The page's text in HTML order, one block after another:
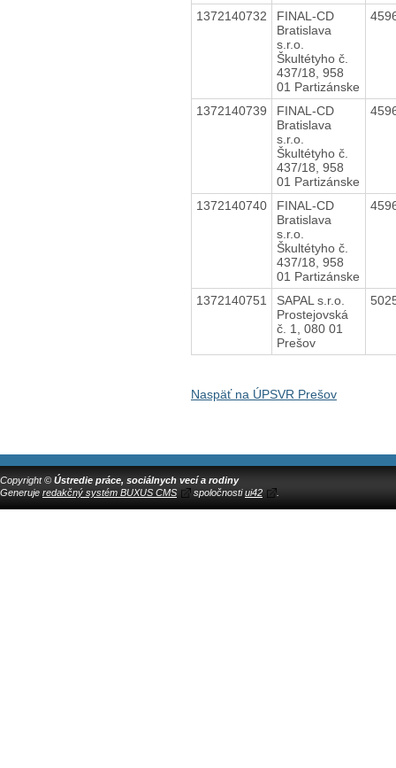
1372140732
FINAL-CD
Bratislava
s.r.o.
Škultétyho č.
437/18, 958
01 Partizánske
1372140739
FINAL-CD
Bratislava
s.r.o.
Škultétyho č.
437/18, 958
01 Partizánske
1372140740
FINAL-CD
Bratislava
s.r.o.
Škultétyho č.
437/18, 958
01 Partizánske
1372140751
SAPAL s.r.o.
Prostejovská
č. 1, 080 01
Prešov
Naspäť na ÚPSVR Prešov
Copyright © Ústredie práce, sociálnych vecí a rodiny
Generuje redakčný systém BUXUS CMS spoločnostiui42